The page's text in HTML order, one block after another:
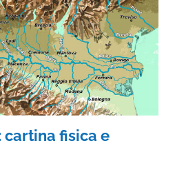
cartina fisica e